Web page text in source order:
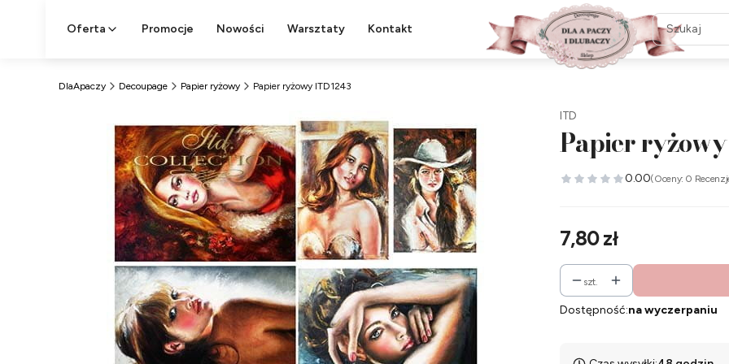
Oferta Promocje Nowości Warsztaty Kontakt
DlaApaczy Decoupage Papier ryżowy Papier ryżowy ITD1243
ITD
Papier
0.00(Oceny: 0
Cena
7,80 zł
szt.
Dostępność:na wyczerpaniu